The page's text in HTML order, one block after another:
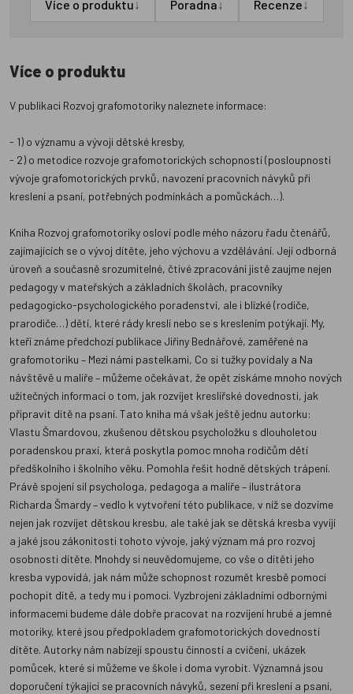
Více o produktu↓ Poradna↓ Recenze↓
Více o produktu
V publikaci Rozvoj grafomotoriky naleznete informace:
- 1) o významu a vývoji dětské kresby,
- 2) o metodice rozvoje grafomotorických schopností (posloupnosti
vývoje grafomotorických prvků, navození pracovních návyků při
kreslení a psaní, potřebných podmínkách a pomůckách…).
Kniha Rozvoj grafomotoriky osloví podle mého názoru řadu čtenářů,
zajímajících se o vývoj dítěte, jeho výchovu a vzdělávání. Její odborná
úroveň a současně srozumitelné, čtivé zpracování jistě zaujme nejen
pedagogy v mateřských a základních školách, pracovníky
pedagogicko-psychologického poradenství, ale i blízké (rodiče,
prarodiče…) dětí, které rády kreslí nebo se s kreslením potýkají. My,
kteří známe předchozí publikace Jiřiny Bednářové, zaměřené na
grafomotoriku – Mezi námi pastelkami, Co si tužky povídaly a Na
návštěvě u malíře – můžeme očekávat, že opět získáme mnoho nových
užitečných informací o tom, jak rozvíjet kreslířské dovednosti, jak
připravit dítě na psaní. Tato kniha má však ještě jednu autorku:
Vlastu Šmardovou, zkušenou dětskou psycholožku s dlouholetou
poradenskou praxí, která poskytla pomoc mnoha rodičům dětí
předškolního i školního věku. Pomohla řešit hodně dětských trápení.
Právě spojení sil psychologa, pedagoga a malíře – ilustrátora
Richarda Šmardy – vedlo k vytvoření této publikace, v níž se dozvíme
nejen jak rozvíjet dětskou kresbu, ale také jak se dětská kresba vyvíjí
a jaké jsou zákonitosti tohoto vývoje, jaký význam má pro rozvoj
osobnosti dítěte. Mnohdy si neuvědomujeme, co vše o dítěti jeho
kresba vypovídá, jak nám může schopnost rozumět kresbě pomoci
pochopit dítě, a tedy mu i pomoci. Vyzbrojeni základními odbornými
informacemi budeme dále dobře pracovat na rozvíjení hrubé a jemné
motoriky, které jsou předpokladem grafomotorických dovedností
dítěte. Autorky nám nabízejí spoustu činností a cvičení, ukázek
pomůcek, které si můžeme ve škole i doma vyrobit. Významná jsou
doporučení týkající se pracovních návyků, sezení při kreslení a psaní,